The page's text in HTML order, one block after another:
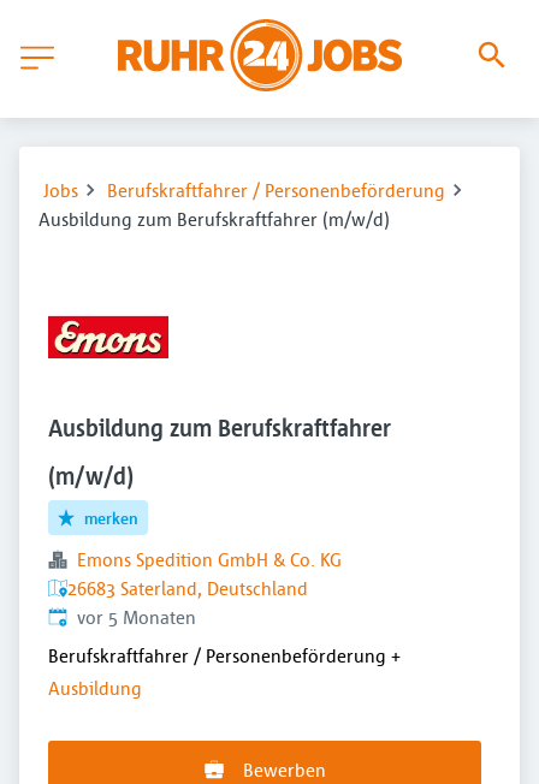
Jobs
Berufskraftfahrer / Personenbeförderung
Ausbildung zum Berufskraftfahrer (m/w/d)
Ausbildung zum Berufskraftfahrer
(m/w/d)
merken
Emons Spedition GmbH & Co. KG
26683 Saterland, Deutschland
Veröffentlicht:
vor 5 Monaten
Berufskraftfahrer / Personenbeförderung +
Ausbildung
Bewerben